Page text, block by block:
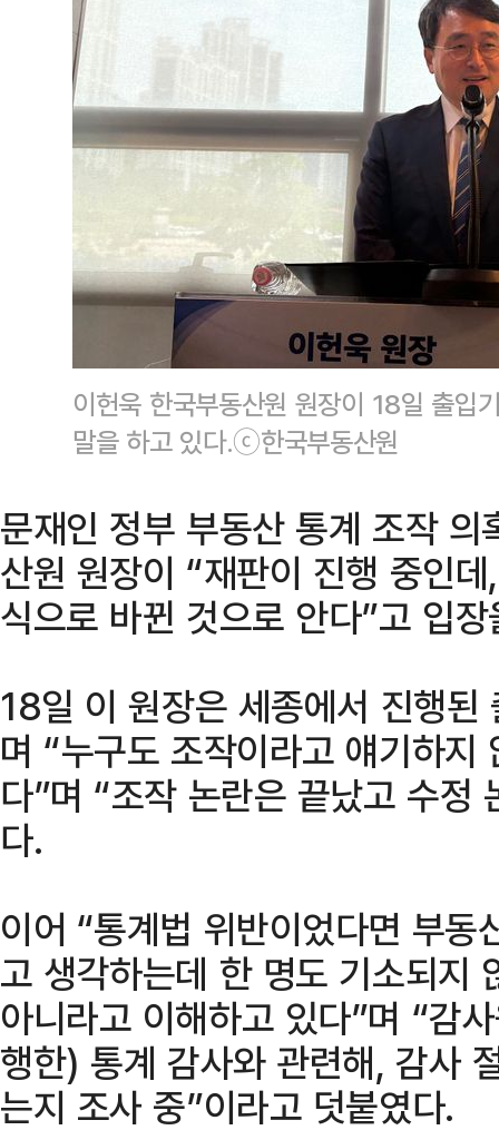
이헌욱 한국부동산원 원장이 18일 출입
말을 하고 있다.ⓒ한국부동산원
문재인 정부 부동산 통계 조작
산원 원장이 “재판이 진행 중인데
식으로 바뀐 것으로 안다”고 입
18일 이 원장은 세종에서 진행된
며 “누구도 조작이라고 얘기하
다”며 “조작 논란은 끝났고 수정
다.
이어 “통계법 위반이었다면 부
고 생각하는데 한 명도 기소되지
아니라고 이해하고 있다”며 “감
행한) 통계 감사와 관련해, 감사
는지 조사 중”이라고 덧붙였다.